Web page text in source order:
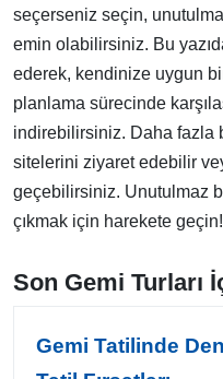
seçerseniz seçin,
emin olabilirsiniz. Bu
ederek, kendinize uygun
planlama sürecinde
indirebilirsiniz. Daha fazla
sitelerini ziyaret edebilir
geçebilirsiniz. Unutulmaz
çıkmak için harekete geçin!
Son Gemi Turları
Gemi Tatilinde